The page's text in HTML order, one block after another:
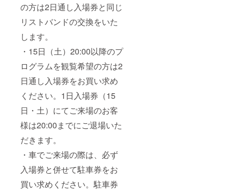
の方は2日通し入場券と同じ
リストバンドの交換をいた
します。
・15日（土）20:00以降のプ
ログラムを観覧希望の方は2
日通し入場券をお買い求め
ください。1日入場券（15
日・土）にてご来場のお客
様は20:00までにご退場いた
だきます。
・車でご来場の際は、必ず
入場券と併せて駐車券をお
買い求めください。駐車券